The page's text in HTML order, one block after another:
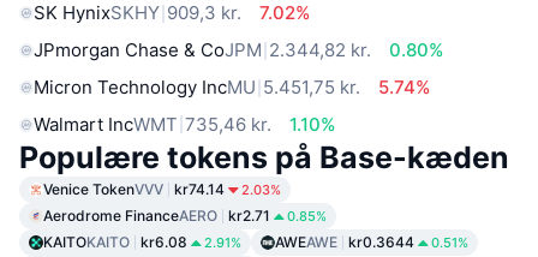
SK HynixSKHY 909,3 kr.
7.02%
JPmorgan Chase & CoJPM 2.344,82 kr.
0.80%
Micron Technology IncMU 5.451,75 kr.
5.74%
Walmart IncWMT 735,46 kr. 1.10%
Populære tokens på Base-kæden
Venice TokenVVV kr74.14 2.03%
Aerodrome FinanceAERO kr2.71 0.85%
KAITOKAITO kr6.08 2.91% AWEAWE kr0.3644 0.51%